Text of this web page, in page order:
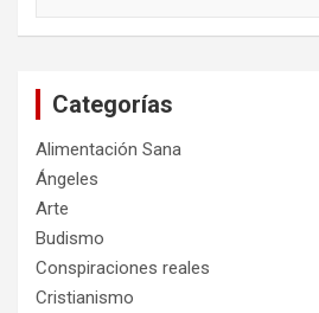
Categorías
Alimentación Sana
Ángeles
Arte
Budismo
Conspiraciones reales
Cristianismo